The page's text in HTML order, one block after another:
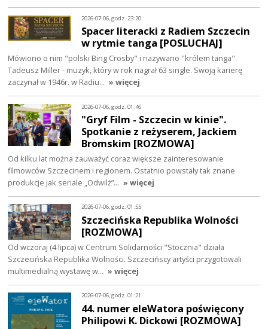
2026-07-06, godz. 23:20
Spacer literacki z Radiem Szczecin
w rytmie tanga [POSLUCHAJ]
Mówiono o nim "polski Bing Crosby" i nazywano "królem tanga".
Tadeusz Miller - muzyk, który w rok nagrał 63 single. Swoją karierę
zaczynał w 1946r. w Radiu… » więcej
2026-07-06, godz. 01:46
"Gryf Film - Szczecin w kinie".
Spotkanie z reżyserem, Jackiem
Bromskim [ROZMOWA]
Od kilku lat można zauważyć coraz większe zainteresowanie
filmowców Szczecinem i regionem. Ostatnio powstały tak znane
produkcje jak seriale „Odwilż”… » więcej
2026-07-06, godz. 01:55
Szczecińska Republika Wolności
[ROZMOWA]
Od wczoraj (4 lipca) w Centrum Solidarności "Stocznia" działa
Szczecińska Republika Wolności. Szczecińscy artyści przygotowali
multimedialną wystawę w… » więcej
2026-07-06, godz. 01:21
44. numer eleWatora poświęcony
Philipowi K. Dickowi [ROZMOWA]